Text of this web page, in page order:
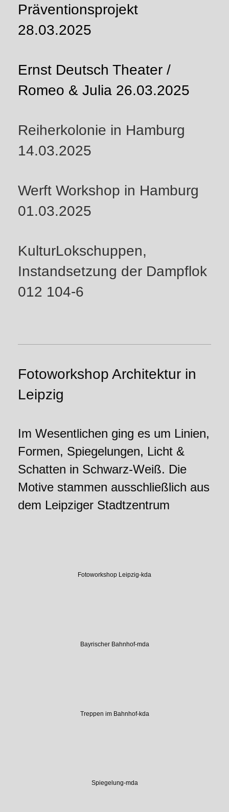
Präventionsprojekt
28.03.2025
Ernst Deutsch Theater /
Romeo & Julia 26.03.2025
Reiherkolonie in Hamburg
14.03.2025
Werft Workshop in Hamburg
01.03.2025
KulturLokschuppen,
Instandsetzung der Dampflok
012 104-6
Fotoworkshop Architektur in
Leipzig
Im Wesentlichen ging es um Linien,
Formen, Spiegelungen, Licht &
Schatten in Schwarz-Weiß. Die
Motive stammen ausschließlich aus
dem Leipziger Stadtzentrum
Fotoworkshop Leipzig-kda
Bayrischer Bahnhof-mda
Treppen im Bahnhof-kda
Spiegelung-mda